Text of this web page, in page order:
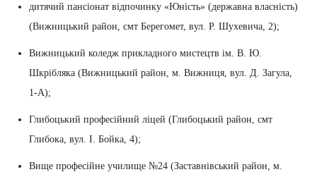
дитячий пансіонат відпочинку «Юність» (державна власність)
(Вижницький район, смт Берегомет, вул. Р. Шухевича, 2);
Вижницький коледж прикладного мистецтв ім. В. Ю.
Шкрібляка (Вижницький район, м. Вижниця, вул. Д. Загула,
1-А);
Глибоцький професійний ліцей (Глибоцький район, смт
Глибока, вул. І. Бойка, 4);
Вище професійне училище №24 (Заставнівський район, м.